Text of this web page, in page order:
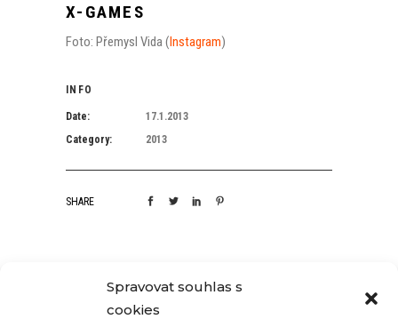
Spravovat souhlas s
cookies
X-GAMES
Foto: Přemysl Vida (Instagram)
INFO
Date:
17.1.2013
Category:
2013
SHARE
RELATED PROJECTS